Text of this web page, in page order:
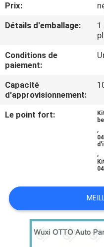
DE
L'USINE
CONTRÔLE
QUALITÉ
CONTACTEZ-
LES
AFFAIRES
PLAN
Prix:
Détails d'emballage:
1
Conditions de
paiement:
Capacité
d'approvisionnement:
Le point fort:
,
,